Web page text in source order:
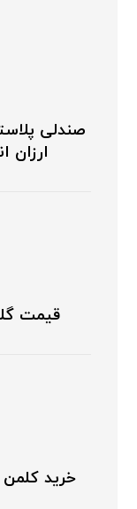
صندلی
ارزان
قیمت
خرید